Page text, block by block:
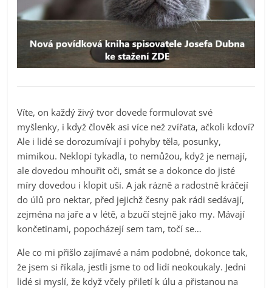
Víte, on každý živý tvor dovede formulovat své
myšlenky, i když člověk asi více než zvířata, ačkoli kdoví?
Ale i lidé se dorozumívají i pohyby těla, posunky,
mimikou. Neklopí tykadla, to nemůžou, když je nemají,
ale dovedou mhouřit oči, smát se a dokonce do jisté
míry dovedou i klopit uši. A jak rázně a radostně kráčejí
do úlů pro nektar, před jejichž česny pak rádi sedávají,
zejména na jaře a v létě, a bzučí stejně jako my. Mávají
končetinami, popocházejí sem tam, točí se…
Ale co mi přišlo zajímavé a nám podobné, dokonce tak,
že jsem si říkala, jestli jsme to od lidí neokoukaly. Jedni
lidé si myslí, že když včely přiletí k úlu a přistanou na